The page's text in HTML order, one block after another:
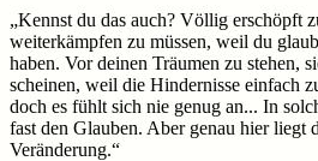
„Kennst du das auch? Völlig erschöpft
weiterkämpfen zu müssen, weil du
haben. Vor deinen Träumen zu stehen,
scheinen, weil die Hindernisse einfach
doch es fühlt sich nie genug an... In
fast den Glauben. Aber genau hier liegt
Veränderung.“